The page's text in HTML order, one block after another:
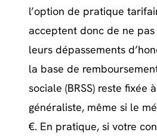
l’option de pratique
acceptent donc de ne
leurs dépassements
la base de
sociale (BRSS) reste fixée
généraliste, même si le
€. En pratique, si votre